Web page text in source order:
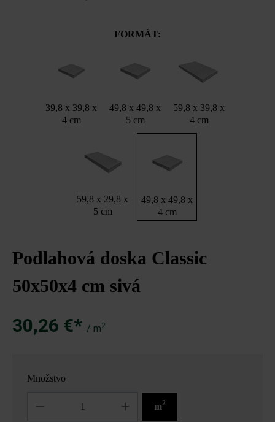
FORMÁT:
39,8 x 39,8 x
4 cm
49,8 x 49,8 x
5 cm
59,8 x 39,8 x
4 cm
59,8 x 29,8 x
5 cm
49,8 x 49,8 x
4 cm
Podlahová doska Classic
50x50x4 cm sivá
30,26 €* / m2
Množstvo
m2